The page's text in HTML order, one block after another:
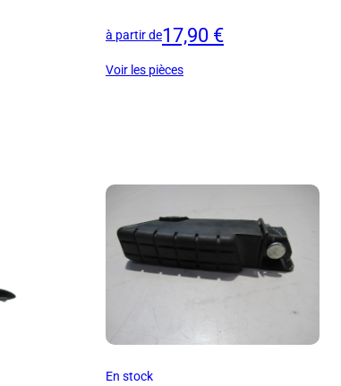
à partir de17,90 €
Voir les pièces
En stock